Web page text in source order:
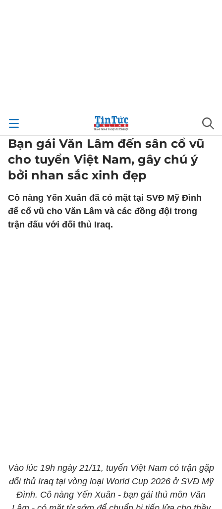
Bạn gái Văn Lâm đến sân cổ vũ
cho tuyển Việt Nam, gây chú ý
bởi nhan sắc xinh đẹp
Cô nàng Yến Xuân đã có mặt tại SVĐ Mỹ Đình
để cổ vũ cho Văn Lâm và các đồng đội trong
trận đấu với đối thủ Iraq.
Vào lúc 19h ngày 21/11, tuyển Việt Nam có trận gặp
đối thủ Iraq tại vòng loại World Cup 2026 ở SVĐ Mỹ
Đình. Cô nàng Yến Xuân - bạn gái thủ môn Văn